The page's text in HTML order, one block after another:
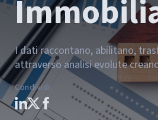
I dati raccontano, abilitano,
attraverso analisi evolute
Condividi: